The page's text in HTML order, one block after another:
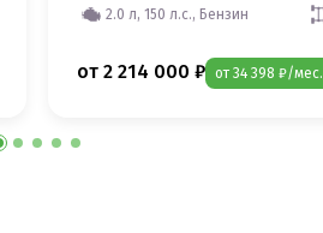
2.0 л, 150 л.с., Бензин
от 2 214 000 ₽ от 34 398 ₽/мес.